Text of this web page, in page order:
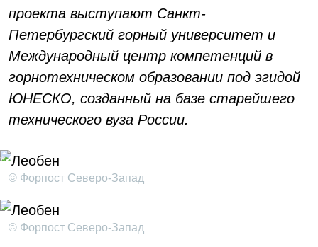
проекта выступают Санкт-
Петербургский горный университет и
Международный центр компетенций в
горнотехническом образовании под эгидой
ЮНЕСКО, созданный на базе старейшего
технического вуза России.
© Форпост Северо-Запад
© Форпост Северо-Запад